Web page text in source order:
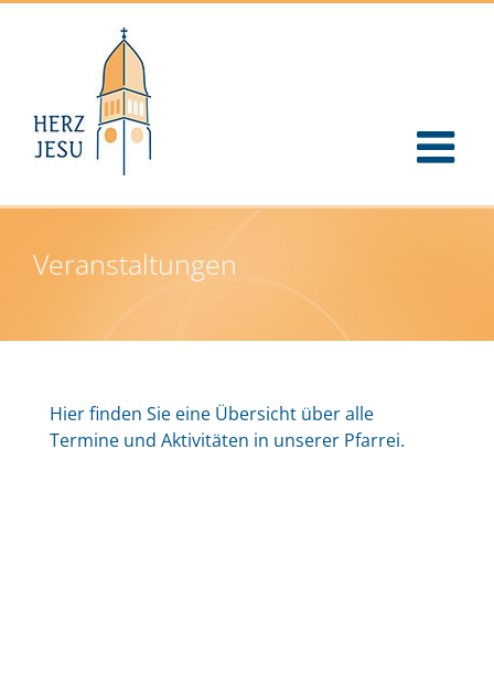
Zum
Veranstaltungen
Hier finden Sie eine Übersicht über alle
Termine und Aktivitäten in unserer Pfarrei.